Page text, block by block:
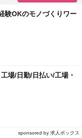
験OKのモノづくりワー
場/日勤/日払い/工場・
sponsored by 求人ボックス